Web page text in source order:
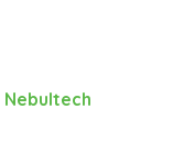
Nebultech